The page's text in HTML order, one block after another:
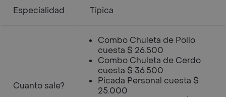
Especialidad Típica
Cuanto sale?
Combo Chuleta de Pollo
cuesta $ 26.500
Combo Chuleta de Cerdo
cuesta $ 36.500
Picada Personal cuesta $
25.000